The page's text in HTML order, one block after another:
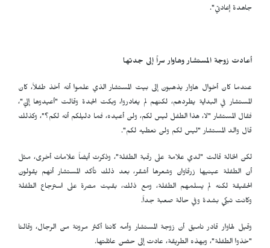
جاهدة إعادتي".
أعادت زوجة المستشار وهاوار سراً إلى جدتها
عندما كان أخوال هاوار يذهبون إلى بيت المستشار الذي علموا أنه أخذ طفلاً، كان
المستشار في البداية يطردهم، لكنهم لم يغادروا، وبكت الجدة وقالت "أعيدوها إليّ"،
فقال المستشار "لا، هذا الطفل ليس لكم، ولن أعيده، فما دليلكم أنه لكم؟"، وكذلك
قال والد المستشار "ليس لكم ولن نعطيه لكم".
لكن الخالة قالت "لدي علامة على رقبة الطفلة"، وذكرت أيضاً علامات أخرى، مثل
أن الطفلة عينيها زرقاوان وشعرها أشقر، بعد ذلك تأكد المستشار أنهم يقولون
الحقيقة لكنه لم يسلمهم الطفلة، ومع ذلك، بقيت مصرة على استرجاع الطفلة
وكانت تبكي بشدة وفي حالة صعبة جداً.
وقيل لهاوار قادر نامیق أن زوجة المستشار وأمه كانتا أكثر مرونة من الرجال، وقالتا
"خذوا الطفلة"، وبهذه الطريقة، عادت إلى حضن عائلتها.